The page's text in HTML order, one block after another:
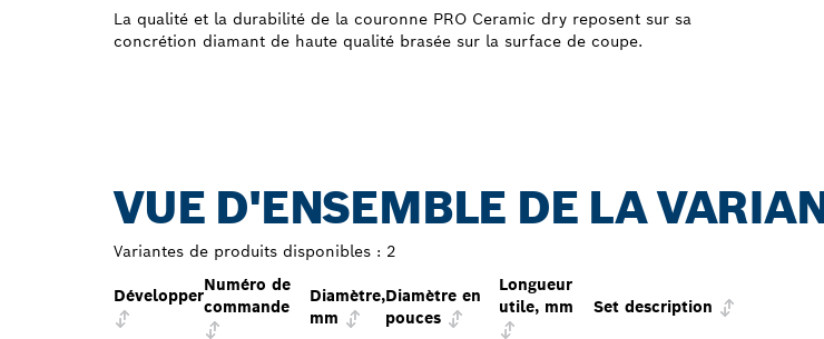
La qualité et la durabilité de la couronne PRO Ceramic dry reposent sur sa
concrétion diamant de haute qualité brasée sur la surface de coupe.
VUE D'ENSEMBLE DE LA
Variantes de produits disponibles : 2
Développer
Numéro de
commande
Diamètre,
mm
Diamètre en
pouces
Longueur
utile, mm
Set description